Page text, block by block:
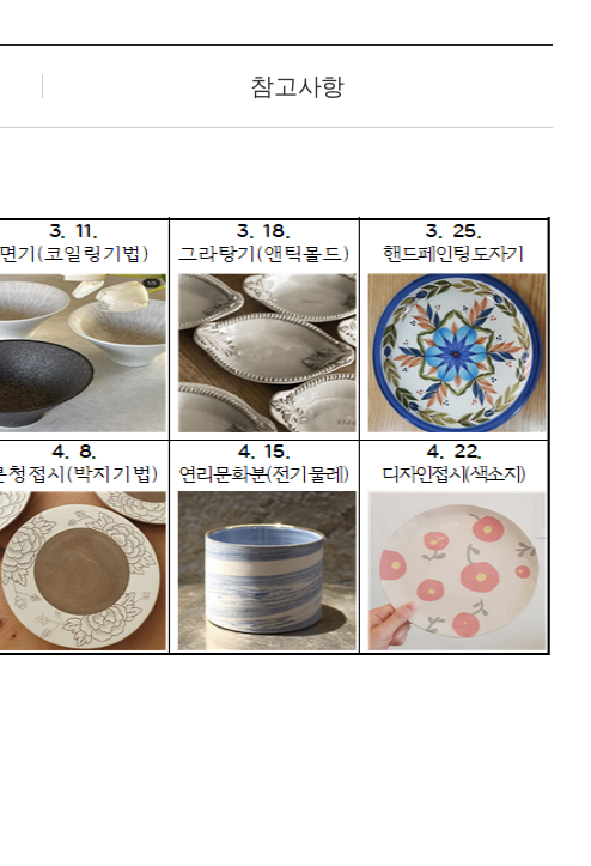
참고사항